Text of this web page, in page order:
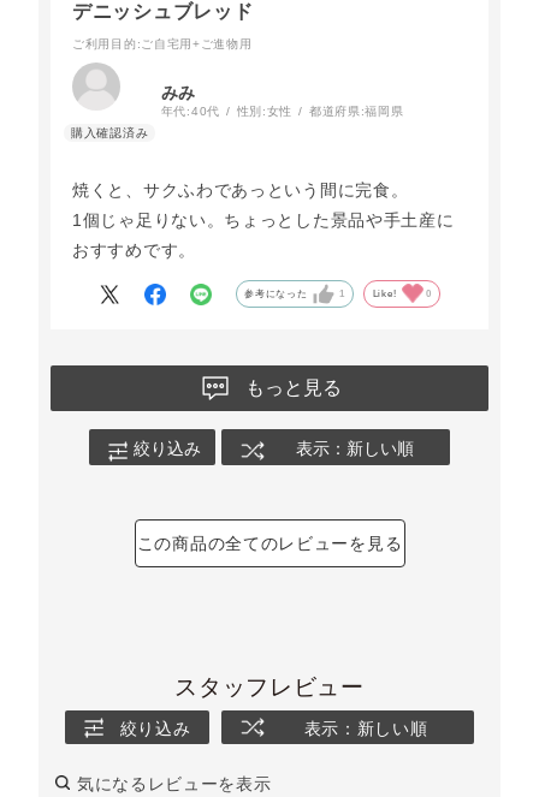
デニッシュブレッド
ご利用目的 :ご自宅用+ご進物用
みみ
年代:40代 性別:女性 都道府県:福岡県
焼くと、サクふわであっという間に完食。
1個じゃ足りない。ちょっとした景品や手土産に
おすすめです。
参考になった 1 Like! 0
もっと見る
絞り込み 表示：新しい順
この商品の全てのレビューを見る
スタッフレビュー
絞り込み 表示：新しい順
気になるレビューを表示